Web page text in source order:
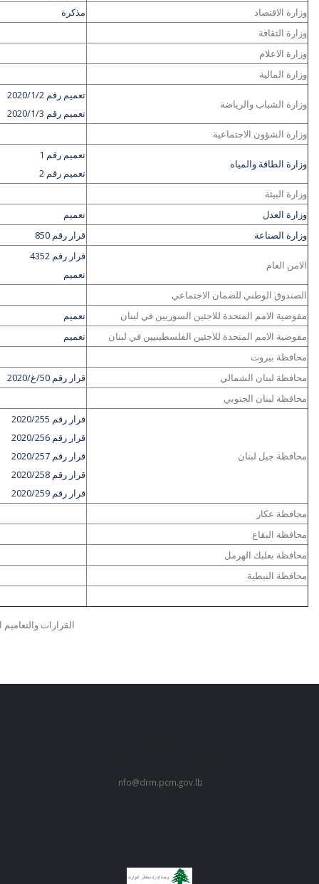
القرارات
وزارة الاقتصاد
مذكرة
وزارة الثقافة
وزارة الاعلام
وزارة المالية
وزارة الشباب والرياضة
تعميم رقم 2020/1/2
تعميم رقم 2020/1/3
وزارة الشؤون الاجتماعية
وزارة الطاقة والمياه
تعميم رقم 1
تعميم رقم 2
وزارة البيئة
وزارة العدل
تعميم
وزارة الصناعة
قرار رقم 850
الامن العام
قرار رقم 4352
تعميم
الصندوق الوطني للضمان الاجتماعي
مفوضية الامم المتحدة للاجئين السوريين في لبنان
تعميم
مفوضية الامم المتحدة للاجئين الفلسطينيين في لبنان
تعميم
محافظة بيروت
محافظة لبنان الشمالي
قرار رقم 50/غ/2020
محافظة لبنان الجنوبي
محافظة جبل لبنان
قرار رقم 2020/255
قرار رقم 2020/256
قرار رقم 2020/257
قرار رقم 2020/258
قرار رقم 2020/259
محافظة عكار
محافظة البقاع
محافظة بعلبك الهرمل
محافظة النبطية
nfo@drm.pcm.gov.lb